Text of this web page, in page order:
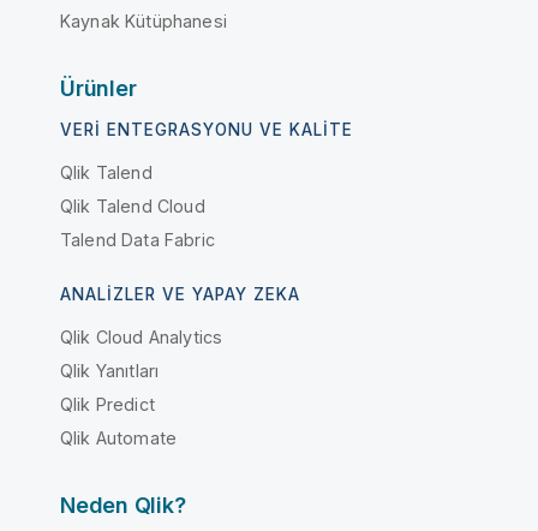
Kaynak Kütüphanesi
Ürünler
VERI ENTEGRASYONU VE KALITE
Qlik Talend
Qlik Talend Cloud
Talend Data Fabric
ANALIZLER VE YAPAY ZEKA
Qlik Cloud Analytics
Qlik Yanıtları
Qlik Predict
Qlik Automate
Neden Qlik?